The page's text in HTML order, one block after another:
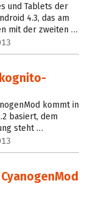
und Tablets der
4.3, das am
mit der zweiten …
kommt in
basiert, dem
steht …